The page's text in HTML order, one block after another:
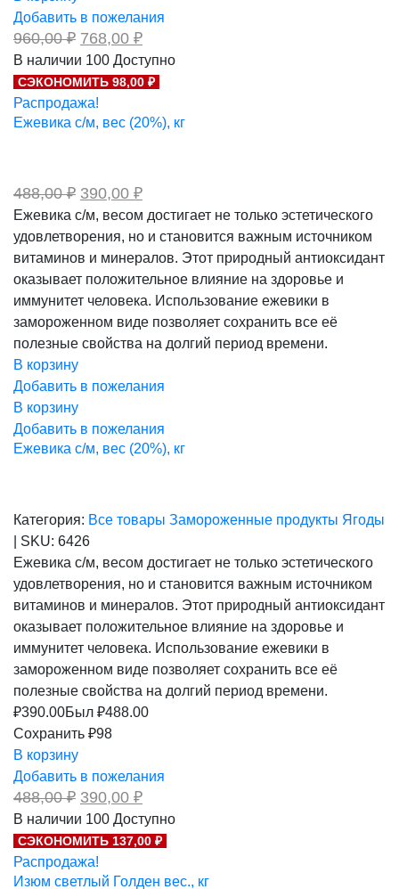
Добавить в пожелания
960,00₽ Первоначальная
цена
составляла
960,00 ₽.
768,00 ₽Текущая
768,00 ₽.
В наличии 100 Доступно
СЭКОНОМИТЬ 98,00 ₽
Распродажа!
Ежевика с/м, вес (20%), кг
488,00₽ Первоначальная
цена
составляла
488,00 ₽.
390,00 ₽Текущая
390,00 ₽.
Ежевика с/м, весом достигает не только эстетического
удовлетворения, но и становится важным источником
витаминов и минералов. Этот природный антиоксидант
оказывает положительное влияние на здоровье и
иммунитет человека. Использование ежевики в
замороженном виде позволяет сохранить все её
полезные свойства на долгий период времени.
В корзину
Добавить в пожелания
В корзину
Добавить в пожелания
Ежевика с/м, вес (20%), кг
Категория: Все товары Замороженные продукты Ягоды
SKU: 6426
Ежевика с/м, весом достигает не только эстетического
удовлетворения, но и становится важным источником
витаминов и минералов. Этот природный антиоксидант
оказывает положительное влияние на здоровье и
иммунитет человека. Использование ежевики в
замороженном виде позволяет сохранить все её
полезные свойства на долгий период времени.
₽390.00Был ₽488.00
Сохранить ₽98
В корзину
Добавить в пожелания
488,00₽ Первоначальная
цена
составляла
488,00 ₽.
390,00 ₽Текущая
390,00 ₽.
В наличии 100 Доступно
СЭКОНОМИТЬ 137,00 ₽
Распродажа!
Изюм светлый Голден вес., кг